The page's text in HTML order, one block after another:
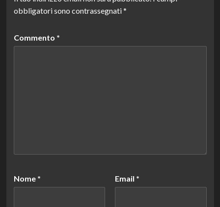
obbligatori sono contrassegnati*
Commento *
Nome * Email *